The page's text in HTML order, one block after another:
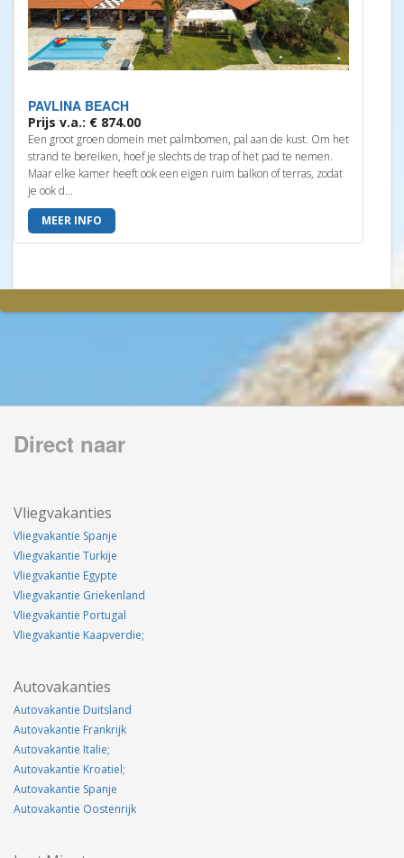
PAVLINA BEACH
Prijs v.a.: € 874.00
Een groot groen domein met palmbomen, pal aan de kust. Om het
strand te bereiken, hoef je slechts de trap of het pad te nemen.
Maar elke kamer heeft ook een eigen ruim balkon of terras, zodat
je ook d...
MEER INFO
Direct naar
Vliegvakanties
Vliegvakantie Spanje
Vliegvakantie Turkije
Vliegvakantie Egypte
Vliegvakantie Griekenland
Vliegvakantie Portugal
Vliegvakantie Kaapverdie;
Autovakanties
Autovakantie Duitsland
Autovakantie Frankrijk
Autovakantie Italie;
Autovakantie Kroatiel;
Autovakantie Spanje
Autovakantie Oostenrijk